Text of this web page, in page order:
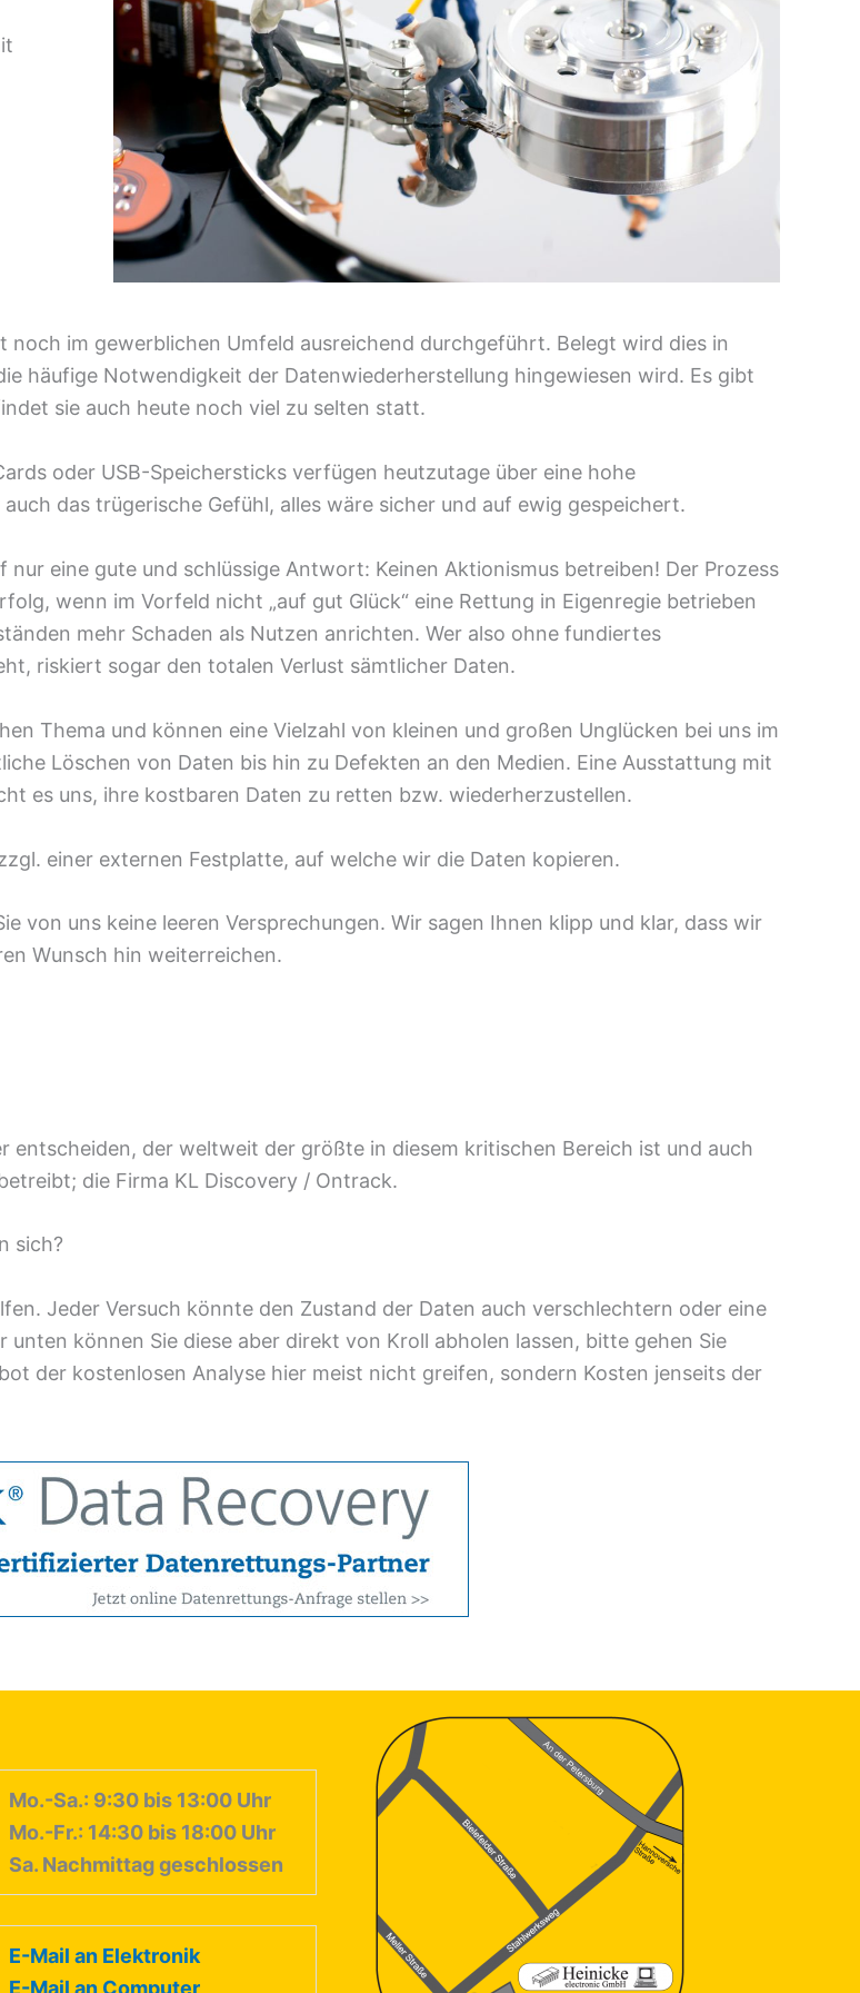
im gewerblichen Umfeld ausreichend durchgeführt. Belegt wird dies in
häufige Notwendigkeit der Datenwiederherstellung hingewiesen wird. Es gibt
sie auch heute noch viel zu selten statt.
oder USB-Speichersticks verfügen heutzutage über eine hohe
das trügerische Gefühl, alles wäre sicher und auf ewig gespeichert.
eine gute und schlüssige Antwort: Keinen Aktionismus betreiben! Der Prozess
wenn im Vorfeld nicht „auf gut Glück“ eine Rettung in Eigenregie betrieben
mehr Schaden als Nutzen anrichten. Wer also ohne fundiertes
riskiert sogar den totalen Verlust sämtlicher Daten.
Thema und können eine Vielzahl von kleinen und großen Unglücken bei uns im
Löschen von Daten bis hin zu Defekten an den Medien. Eine Ausstattung mit
es uns, ihre kostbaren Daten zu retten bzw. wiederherzustellen.
einer externen Festplatte, auf welche wir die Daten kopieren.
von uns keine leeren Versprechungen. Wir sagen Ihnen klipp und klar, dass wir
Wunsch hin weiterreichen.
entscheiden, der weltweit der größte in diesem kritischen Bereich ist und auch
die Firma KL Discovery / Ontrack.
sich?
Jeder Versuch könnte den Zustand der Daten auch verschlechtern oder eine
können Sie diese aber direkt von Kroll abholen lassen, bitte gehen Sie
der kostenlosen Analyse hier meist nicht greifen, sondern Kosten jenseits der
Mo.-Sa.: 9:30 bis 13:00 Uhr
Mo.-Fr.: 14:30 bis 18:00 Uhr
Sa. Nachmittag geschlossen
E-Mail an Elektronik
E-Mail an Computer